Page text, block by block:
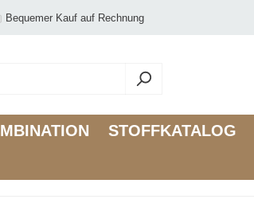
Bequemer Kauf auf Rechnung
STOFFKATALOG